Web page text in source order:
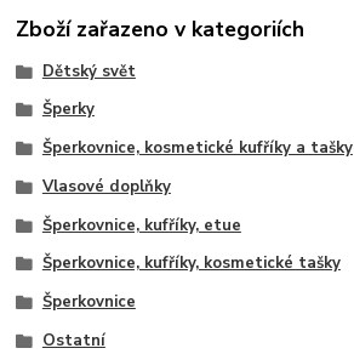
Zboží zařazeno v kategoriích
Dětský svět
Šperky
Šperkovnice, kosmetické kufříky a tašky
Vlasové doplňky
Šperkovnice, kufříky, etue
Šperkovnice, kufříky, kosmetické tašky
Šperkovnice
Ostatní